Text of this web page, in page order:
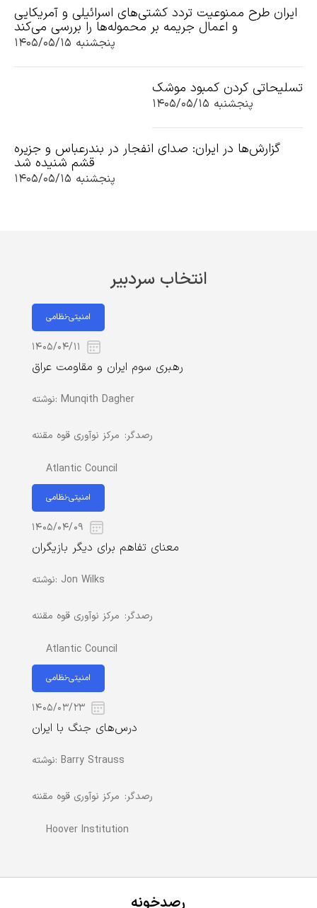
ایران طرح ممنوعیت تردد کشتی‌های اسرائیلی و آمریکایی
و اعمال جریمه بر محموله‌ها را بررسی می‌کند
پنجشنبه ۱۴۰۵/۰۵/۱۵
تسلیحاتی کردن کمبود موشک
پنجشنبه ۱۴۰۵/۰۵/۱۵
گزارش‌ها در ایران: صدای انفجار در بندرعباس و جزیره
قشم شنیده شد
پنجشنبه ۱۴۰۵/۰۵/۱۵
انتخاب سردبیر
امنیتی-نظامی
۱۴۰۵/۰۴/۱۱
رهبری سوم ایران و مقاومت عراق
نوشته: Munqith Dagher
رصدگر: مرکز نوآوری قوه مقننه
Atlantic Council
امنیتی-نظامی
۱۴۰۵/۰۴/۰۹
معنای تفاهم برای دیگر بازیگران
نوشته: Jon Wilks
رصدگر: مرکز نوآوری قوه مقننه
Atlantic Council
امنیتی-نظامی
۱۴۰۵/۰۳/۲۳
درس‌های جنگ با ایران
نوشته: Barry Strauss
رصدگر: مرکز نوآوری قوه مقننه
Hoover Institution
رصدخونه